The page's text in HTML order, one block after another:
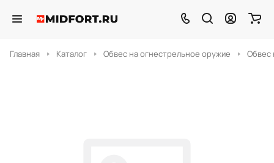
Главная Каталог Обвес на огнестрельное оружие Обвес